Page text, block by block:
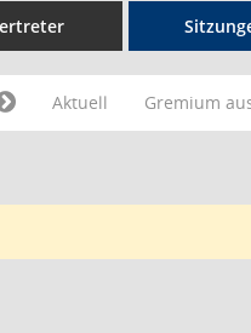
Aktuell Gremium